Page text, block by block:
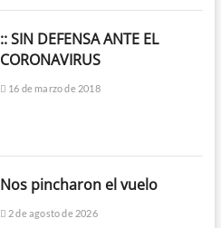
:: SIN DEFENSA ANTE EL
CORONAVIRUS
16 de marzo de 2018
Nos pincharon el vuelo
2 de agosto de 2026